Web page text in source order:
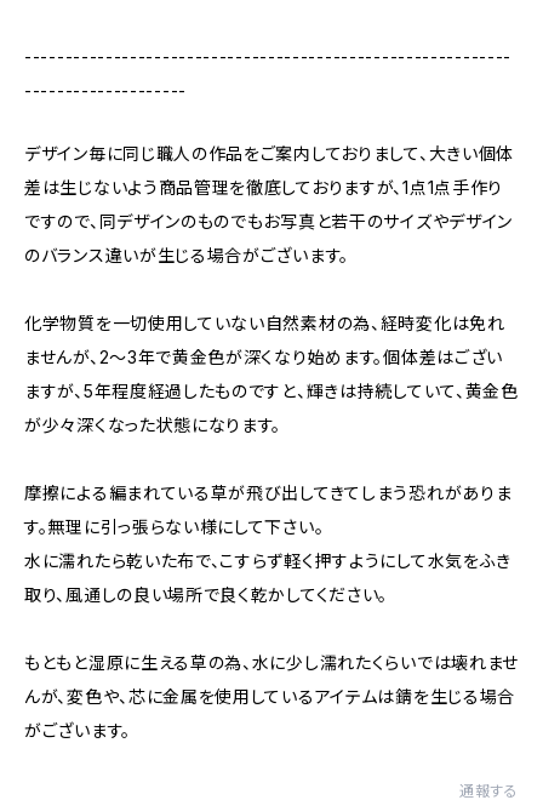
------------------------------------------------------------
--------------------
デザイン毎に同じ職人の作品をご案内しておりまして、大きい個体
差は生じないよう商品管理を徹底しておりますが、1点1点手作り
ですので、同デザインのものでもお写真と若干のサイズやデザイン
のバランス違いが生じる場合がございます。
化学物質を一切使用していない自然素材の為、経時変化は免れ
ませんが、2〜3年で黄金色が深くなり始めます。個体差はござい
ますが、5年程度経過したものですと、輝きは持続していて、黄金色
が少々深くなった状態になります。
摩擦による編まれている草が飛び出してきてしまう恐れがありま
す。無理に引っ張らない様にして下さい。
水に濡れたら乾いた布で、こすらず軽く押すようにして水気をふき
取り、風通しの良い場所で良く乾かしてください。
もともと湿原に生える草の為、水に少し濡れたくらいでは壊れませ
んが、変色や、芯に金属を使用しているアイテムは錆を生じる場合
がございます。
通報する